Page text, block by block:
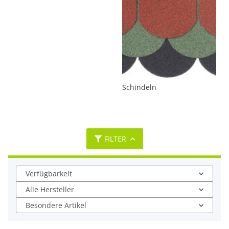
Schindeln
FILTER
Verfügbarkeit
Alle Hersteller
Besondere Artikel